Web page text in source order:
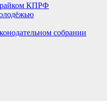
КПРФ
собрании